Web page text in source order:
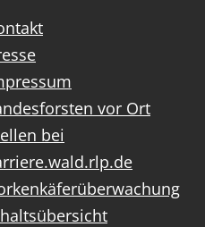
vor Ort
bei